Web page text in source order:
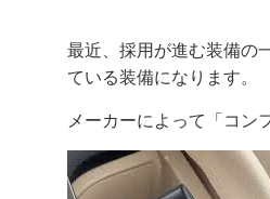
最近、採用が進む装備の
ている装備になります。
メーカーによって「コン